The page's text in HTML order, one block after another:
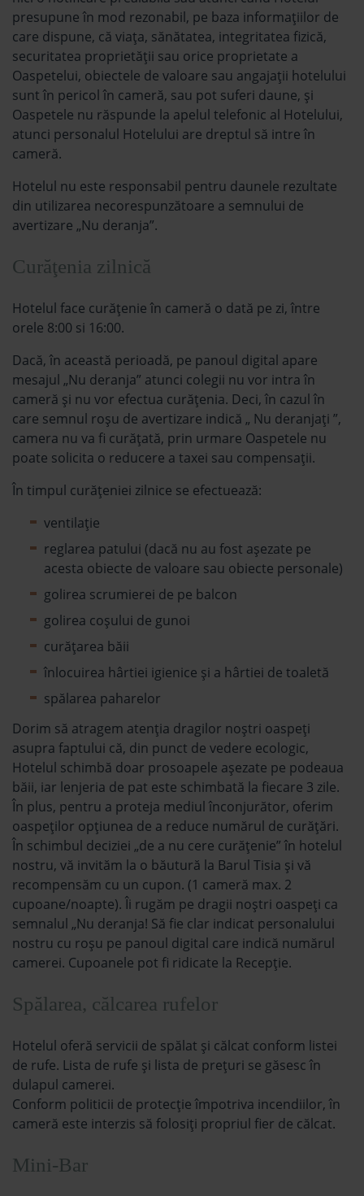
presupune în mod rezonabil, pe baza informațiilor de
care dispune, că viața, sănătatea, integritatea fizică,
securitatea proprietății sau orice proprietate a
Oaspetelui, obiectele de valoare sau angajații hotelului
sunt în pericol în cameră, sau pot suferi daune, și
Oaspetele nu răspunde la apelul telefonic al Hotelului,
atunci personalul Hotelului are dreptul să intre în
cameră.
Hotelul nu este responsabil pentru daunele rezultate
din utilizarea necorespunzătoare a semnului de
avertizare „Nu deranja”.
Curăţenia zilnică
Hotelul face curăţenie în cameră o dată pe zi, între
orele 8:00 si 16:00.
Dacă, în această perioadă, pe panoul digital apare
mesajul „Nu deranja” atunci colegii nu vor intra în
cameră și nu vor efectua curățenia. Deci, în cazul în
care semnul roșu de avertizare indică „ Nu deranjați ”,
camera nu va fi curățată, prin urmare Oaspetele nu
poate solicita o reducere a taxei sau compensații.
În timpul curățeniei zilnice se efectuează:
ventilație
reglarea patului (dacă nu au fost așezate pe
acesta obiecte de valoare sau obiecte personale)
golirea scrumierei de pe balcon
golirea coșului de gunoi
curățarea băii
înlocuirea hârtiei igienice și a hârtiei de toaletă
spălarea paharelor
Dorim să atragem atenția dragilor noștri oaspeți
asupra faptului că, din punct de vedere ecologic,
Hotelul schimbă doar prosoapele aşezate pe podeaua
băii, iar lenjeria de pat este schimbată la fiecare 3 zile.
În plus, pentru a proteja mediul înconjurător, oferim
oaspeților opțiunea de a reduce numărul de curățări.
În schimbul deciziei „de a nu cere curățenie” în hotelul
nostru, vă invităm la o băutură la Barul Tisia și vă
recompensăm cu un cupon. (1 cameră max. 2
cupoane/noapte). Îi rugăm pe dragii noștri oaspeți ca
semnalul „Nu deranja! Să fie clar indicat personalului
nostru cu roșu pe panoul digital care indică numărul
camerei. Cupoanele pot fi ridicate la Recepție.
Spălarea, călcarea rufelor
Hotelul oferă servicii de spălat și călcat conform listei
de rufe. Lista de rufe și lista de prețuri se găsesc în
dulapul camerei.
Conform politicii de protecție împotriva incendiilor, în
cameră este interzis să folosiți propriul fier de călcat.
Mini-Bar